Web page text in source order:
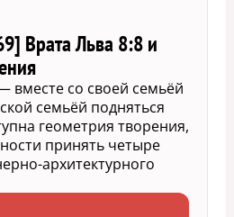
Врата Льва 8:8 и
вместе со своей семьёй
семьёй подняться
геометрия творения,
принять четыре
архитектурного